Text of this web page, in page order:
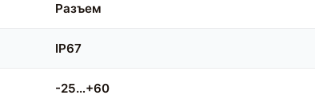
Разъем
IP67
-25…+60